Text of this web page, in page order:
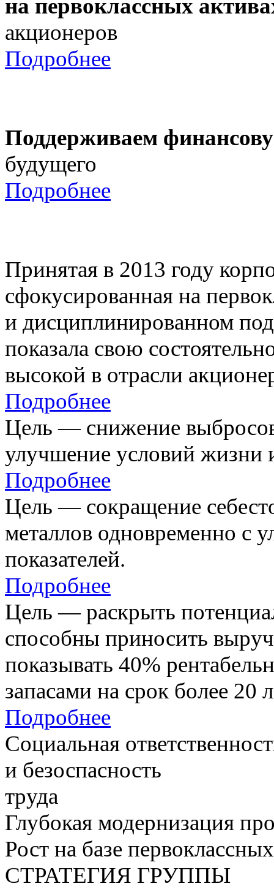
на первоклассных
акционеров
Подробнее
Поддерживаем
будущего
Подробнее
Принятая в 2013 году
сфокусированная на
и дисциплинированном
показала свою
высокой в отрасли
Подробнее
Цель — снижение
улучшение условий жизни
Подробнее
Цель — сокращение
металлов одновременно с
показателей.
Подробнее
Цель — раскрыть
способны приносить
показывать 40%
запасами на срок более 20
Подробнее
Социальная
и безоспасность
труда
Глубокая модернизация
Рост на базе
СТРАТЕГИЯ ГРУППЫ